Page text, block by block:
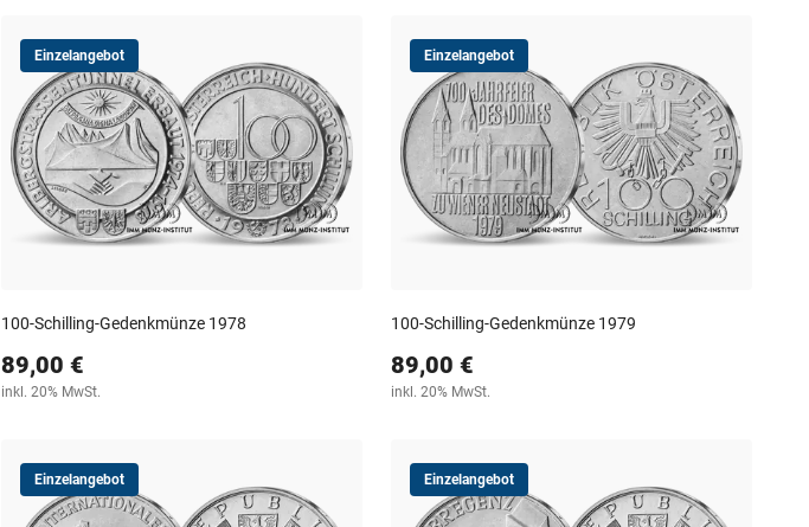
Einzelangebot
100-Schilling-Gedenkmünze 1978
89,00 €
inkl. 20% MwSt.
Einzelangebot
100-Schilling-Gedenkmünze 1979
89,00 €
inkl. 20% MwSt.
Einzelangebot Einzelangebot